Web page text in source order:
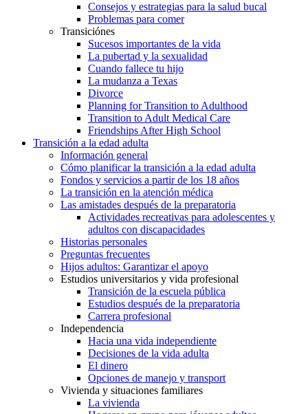
Consejos y estrategias para la salud bucal
Problemas para comer
Transiciónes
Sucesos importantes de la vida
La pubertad y la sexualidad
Cuando fallece tu hijo
La mudanza a Texas
Divorce
Planning for Transition to Adulthood
Transition to Adult Medical Care
Friendships After High School
Transición a la edad adulta
Información general
Cómo planificar la transición a la edad adulta
Fondos y servicios a partir de los 18 años
La transición en la atención médica
Las amistades después de la preparatoria
Actividades recreativas para adolescentes y
adultos con discapacidades
Historias personales
Preguntas frecuentes
Hijos adultos: Garantizar el apoyo
Estudios universitarios y vida profesional
Transición de la escuela pública
Estudios después de la preparatoria
Carrera profesional
Independencia
Hacia una vida independiente
Decisiones de la vida adulta
El dinero
Opciones de manejo y transport
Vivienda y situaciones familiares
La vivienda